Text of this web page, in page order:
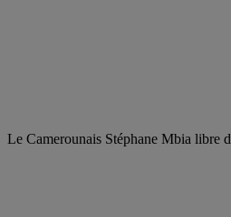
Le Camerounais Stéphane Mbia libre